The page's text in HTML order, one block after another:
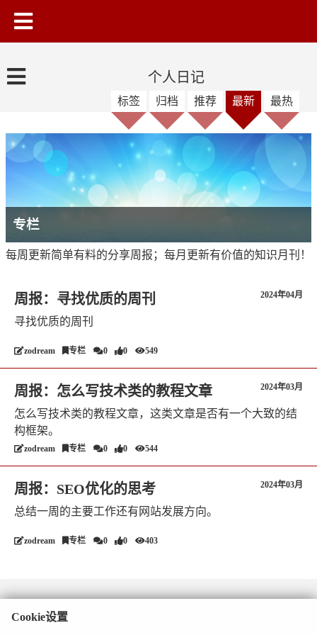
个人日记
标签 归档 推荐 最新 最热
专栏
每周更新简单有料的分享周报；每月更新有价值的知识月刊！
周报：寻找优质的周刊 2024年04月
寻找优质的周刊
zodream 专栏 0 0 549
周报：怎么写技术类的教程文章 2024年03月
怎么写技术类的教程文章，这类文章是否有一个大致的结
构框架。
zodream 专栏 0 0 544
周报：SEO优化的思考 2024年03月
总结一周的主要工作还有网站发展方向。
zodream 专栏 0 0 403
Cookie设置